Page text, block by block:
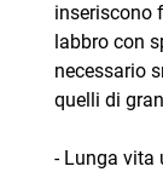
inseriscono
labbro con
necessario
quelli di
- Lunga vita